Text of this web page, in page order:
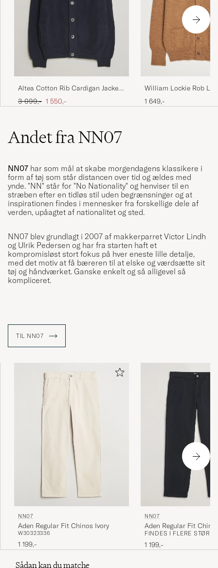
Altea Cotton Rib Cardigan Jacket
Navy
Ordinary pris
3 099,- Nedsat pris
1 550,-
William Lockie Rob
Cardigan Driftwood
1 649,-
Andet fra NN07
NN07 har som mål at skabe morgendagens klassikere i
form af tøj som står distancen over tid og ældes med
ynde. "NN" står for "No Nationality" og henviser til en
stræben efter en tidløs stil uden begrænsninger og at
inspirationen findes i mennesker fra forskellige dele af
verden, upåagtet af nationalitet og sted.
NN07 blev grundlagt i 2007 af makkerparret Victor Lindh
og Ulrik Pedersen og har fra starten haft et
kompromisløst stort fokus på hver eneste lille detalje,
med det motiv at få bæreren til at elske og værdsætte sit
tøj og håndværket. Ganske enkelt og så alligevel så
kompliceret.
TIL NN07
NN07
Aden Regular Fit Chinos Ivory
W30323336
1 199,-
NN07
Aden Regular Fit
FINDES I FLERE
1 199,-
Sådan kan du matche